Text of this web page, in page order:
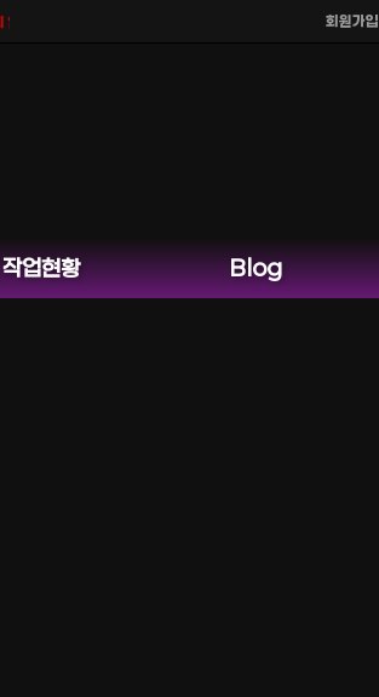
회원가입
홈페이지 카카오톡 외 다른 채팅은 운영하지 않습니다.
작업현황 Blog